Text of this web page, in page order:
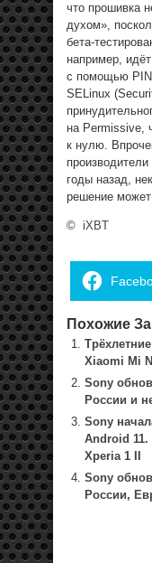
что прошивка
духом»,
бета-
например,
с помощью
SELinux
на Permissive,
к нулю.
годы назад,
решение может
© iXBT
Похожие
Xiaomi Mi
Sony
России и
Sony
Android
Xperia 1 II
Sony
России,